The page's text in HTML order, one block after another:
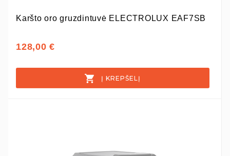
Karšto oro gruzdintuvė ELECTROLUX EAF7SB
128,00 €
Į KREPŠELĮ